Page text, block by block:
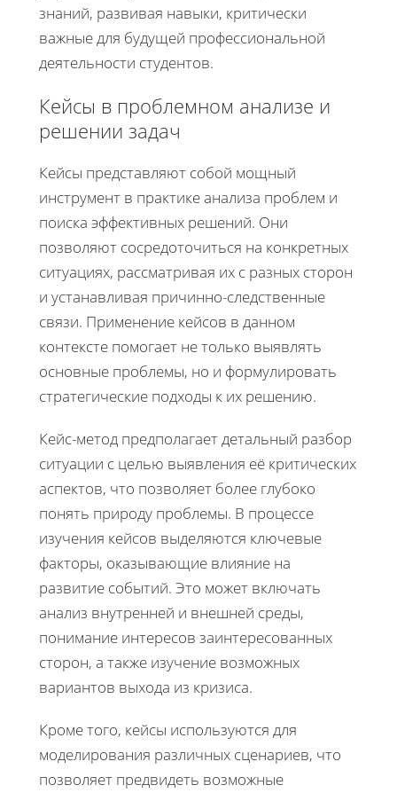
знаний, развивая навыки, критически
важные для будущей профессиональной
деятельности студентов.
Кейсы в проблемном анализе и
решении задач
Кейсы представляют собой мощный
инструмент в практике анализа проблем и
поиска эффективных решений. Они
позволяют сосредоточиться на конкретных
ситуациях, рассматривая их с разных сторон
и устанавливая причинно-следственные
связи. Применение кейсов в данном
контексте помогает не только выявлять
основные проблемы, но и формулировать
стратегические подходы к их решению.
Кейс-метод предполагает детальный разбор
ситуации с целью выявления её критических
аспектов, что позволяет более глубоко
понять природу проблемы. В процессе
изучения кейсов выделяются ключевые
факторы, оказывающие влияние на
развитие событий. Это может включать
анализ внутренней и внешней среды,
понимание интересов заинтересованных
сторон, а также изучение возможных
вариантов выхода из кризиса.
Кроме того, кейсы используются для
моделирования различных сценариев, что
позволяет предвидеть возможные